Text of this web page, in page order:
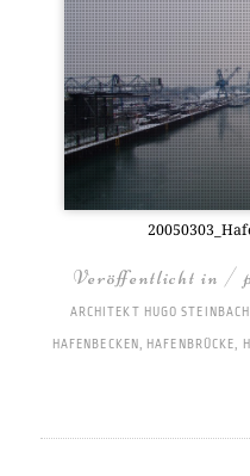
Veröffentlicht in /
ARCHITEKT HUGO
HAFENBECKEN, HAFENBRÜCKE,